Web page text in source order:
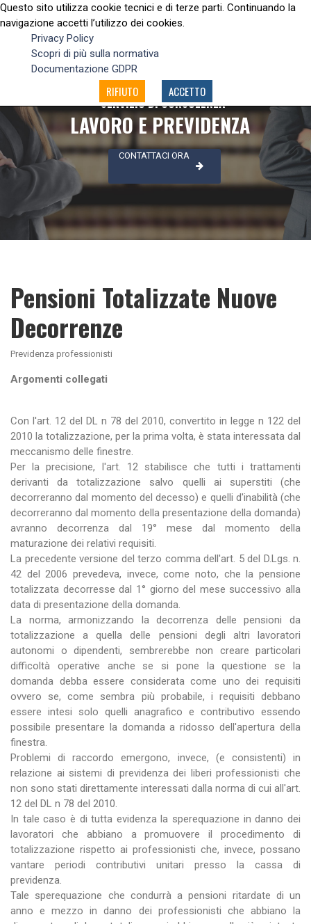
SERVIZIO DI CONSULENZA
LAVORO E PREVIDENZA
CONTATTACI ORA
Pensioni Totalizzate Nuove
Decorrenze
Previdenza professionisti
Argomenti collegati
Con l'art. 12 del DL n 78 del 2010, convertito in legge n 122 del
2010 la totalizzazione, per la prima volta, è stata interessata dal
meccanismo delle finestre.
Per la precisione, l'art. 12 stabilisce che tutti i trattamenti
derivanti da totalizzazione salvo quelli ai superstiti (che
decorreranno dal momento del decesso) e quelli d'inabilità (che
decorreranno dal momento della presentazione della domanda)
avranno decorrenza dal 19° mese dal momento della
maturazione dei relativi requisiti.
La precedente versione del terzo comma dell'art. 5 del D.Lgs. n.
42 del 2006 prevedeva, invece, come noto, che la pensione
totalizzata decorresse dal 1° giorno del mese successivo alla
data di presentazione della domanda.
La norma, armonizzando la decorrenza delle pensioni da
totalizzazione a quella delle pensioni degli altri lavoratori
autonomi o dipendenti, sembrerebbe non creare particolari
difficoltà operative anche se si pone la questione se la
domanda debba essere considerata come uno dei requisiti
ovvero se, come sembra più probabile, i requisiti debbano
essere intesi solo quelli anagrafico e contributivo essendo
possibile presentare la domanda a ridosso dell'apertura della
finestra.
Problemi di raccordo emergono, invece, (e consistenti) in
relazione ai sistemi di previdenza dei liberi professionisti che
non sono stati direttamente interessati dalla norma di cui all'art.
12 del DL n 78 del 2010.
In tale caso è di tutta evidenza la sperequazione in danno dei
lavoratori che abbiano a promuovere il procedimento di
totalizzazione rispetto ai professionisti che, invece, possano
vantare periodi contributivi unitari presso la cassa di
previdenza.
Tale sperequazione che condurrà a pensioni ritardate di un
anno e mezzo in danno dei professionisti che abbiano la
Questo sito utilizza cookie tecnici e di terze parti. Continuando la
navigazione accetti l’utilizzo dei cookies.
Privacy Policy
Scopri di più sulla normativa
Documentazione GDPR
RIFIUTO ACCETTO